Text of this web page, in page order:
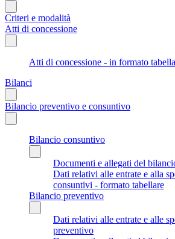
Criteri e modalità
Atti di concessione
Atti di concessione - in formato
Bilanci
Bilancio preventivo e consuntivo
Bilancio consuntivo
Documenti e allegati del
Dati relativi alle entrate e alla
consuntivi - formato tabellare
Bilancio preventivo
Dati relativi alle entrate e alle
preventivo